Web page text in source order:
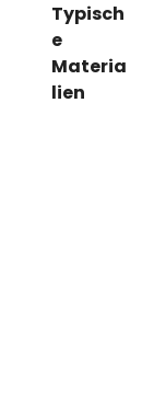
Typisch
e
Materia
lien